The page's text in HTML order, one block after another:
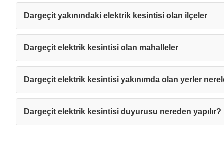
Dargeçit yakınındaki elektrik kesintisi olan ilçeler
Dargeçit elektrik kesintisi olan mahalleler
Dargeçit elektrik kesintisi yakınımda olan yerler
Dargeçit elektrik kesintisi duyurusu nereden yapılır?